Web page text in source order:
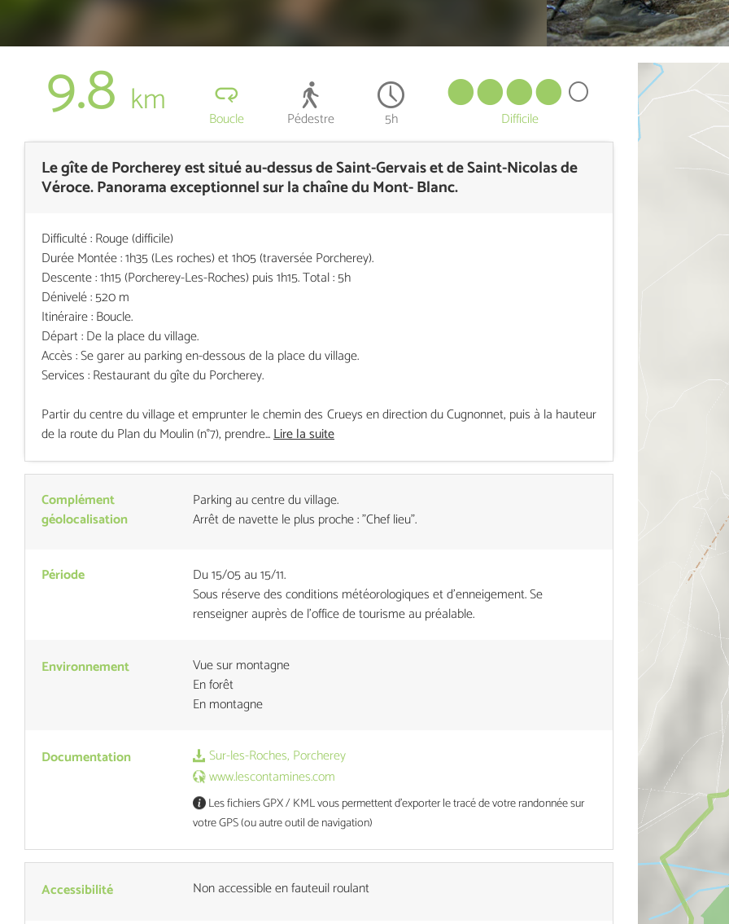
9.8 km Boucle Pédestre 5h Difficile
Le gîte de Porcherey est situé au-dessus de Saint-Gervais et de Saint-Nicolas de
Véroce. Panorama exceptionnel sur la chaîne du Mont- Blanc.
Difficulté : Rouge (difficile)
Durée Montée : 1h35 (Les roches) et 1h05 (traversée Porcherey).
Descente : 1h15 (Porcherey-Les-Roches) puis 1h15. Total : 5h
Dénivelé : 520 m
Itinéraire : Boucle.
Départ : De la place du village.
Accès : Se garer au parking en-dessous de la place du village.
Services : Restaurant du gîte du Porcherey.
Partir du centre du village et emprunter le chemin des Crueys en direction du Cugnonnet, puis à la hauteur
de la route du Plan du Moulin (n°7), prendre...Lire la suite
Complément
géolocalisation
Parking au centre du village.
Arrêt de navette le plus proche : "Chef lieu".
Période
Du 15/05 au 15/11.
Sous réserve des conditions météorologiques et d'enneigement. Se
renseigner auprès de l'office de tourisme au préalable.
Environnement
Vue sur montagne
En forêt
En montagne
Documentation
Sur-les-Roches, Porcherey
www.lescontamines.com
Les fichiers GPX / KML vous permettent d'exporter le tracé de votre randonnée sur
votre GPS (ou autre outil de navigation)
Accessibilité Non accessible en fauteuil roulant